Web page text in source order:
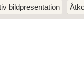
bildpresentation